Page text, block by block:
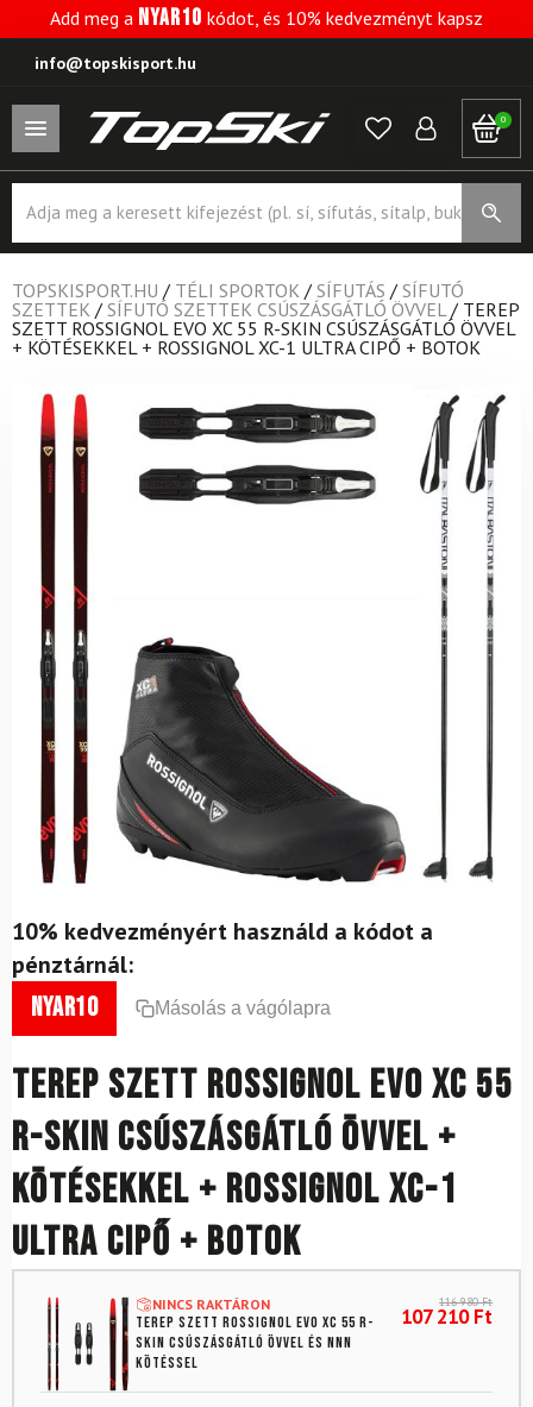
Add meg a NYAR10 kódot, és 10% kedvezményt kapsz
info@topskisport.hu
0
search
TOPSKISPORT.HU / TÉLI SPORTOK / SÍFUTÁS / SÍFUTÓ
SZETTEK / SÍFUTÓ SZETTEK CSÚSZÁSGÁTLÓ ÖVVEL/ TEREP
SZETT ROSSIGNOL EVO XC 55 R-SKIN CSÚSZÁSGÁTLÓ ÖVVEL
+ KÖTÉSEKKEL + ROSSIGNOL XC-1 ULTRA CIPŐ + BOTOK
10% kedvezményért használd a kódot a
pénztárnál:
nyar10 Másolás a vágólapra
Terep szett ROSSIGNOL Evo XC 55
R-Skin csúszásgátló övvel +
kötésekkel + ROSSIGNOL XC-1
Ultra cipő + botok
NINCS RAKTÁRON
Terep szett ROSSIGNOL Evo XC 55 R-
Skin csúszásgátló övvel és NNN
kötéssel
116 980Ft
107 210Ft